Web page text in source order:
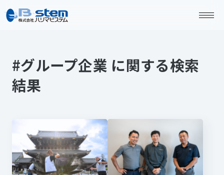
#グループ企業 に関する検索
結果